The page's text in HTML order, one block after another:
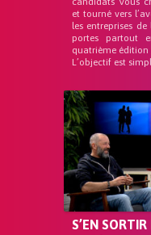
et tourné vers
les entreprises
portes partout
quatrième édition
L’objectif est
S’EN